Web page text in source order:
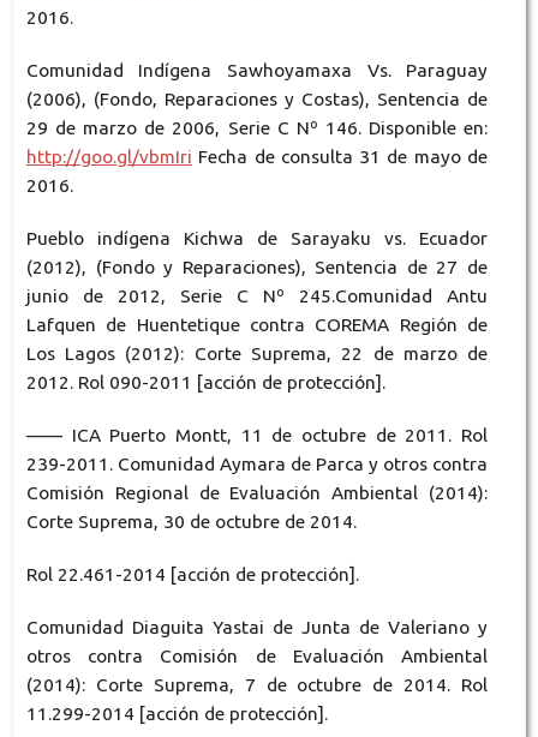
2016.
Comunidad Indígena Sawhoyamaxa Vs. Paraguay
(2006), (Fondo, Reparaciones y Costas), Sentencia de
29 de marzo de 2006, Serie C Nº 146. Disponible en:
http://goo.gl/vbmIri Fecha de consulta 31 de mayo de
2016.
Pueblo indígena Kichwa de Sarayaku vs. Ecuador
(2012), (Fondo y Reparaciones), Sentencia de 27 de
junio de 2012, Serie C Nº 245.Comunidad Antu
Lafquen de Huentetique contra COREMA Región de
Los Lagos (2012): Corte Suprema, 22 de marzo de
2012. Rol 090-2011 [acción de protección].
—— ICA Puerto Montt, 11 de octubre de 2011. Rol
239-2011. Comunidad Aymara de Parca y otros contra
Comisión Regional de Evaluación Ambiental (2014):
Corte Suprema, 30 de octubre de 2014.
Rol 22.461-2014 [acción de protección].
Comunidad Diaguita Yastai de Junta de Valeriano y
otros contra Comisión de Evaluación Ambiental
(2014): Corte Suprema, 7 de octubre de 2014. Rol
11.299-2014 [acción de protección].